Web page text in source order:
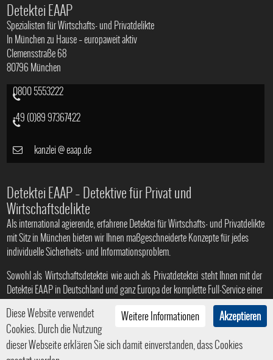
Detektei EAAP
Spezialisten für Wirtschafts- und Privatdelikte
In München zu Hause – europaweit aktiv
Clemensstraße 68
80796 München
0800 5553222
+49 (0)89 97367422
kanzlei@eaap.de
Detektei EAAP – Detektive für Privat und
Wirtschaftsdelikte
Als international agierende, erfahrene Detektei für Wirtschafts- und Privatdelikte
mit Sitz in München bieten wir Ihnen maßgeschneiderte Konzepte für jedes
individuelle Sicherheits- und Informationsproblem.
Sowohl als Wirtschaftsdetektei wie auch als Privatdetektei steht Ihnen mit der
Detektei EAAP in Deutschland und ganz Europa der komplette Full-Service einer
Profi-Agentur zur Verfügung
© 2008 - 2026Privat- und Wirtschaftsdetektei in München|HTML5 |CSS3| Ein Service der Internetagentur
Weitere Informationen Akzeptieren
Diese Website verwendet
Cookies. Durch die Nutzung
dieser Webseite erklären Sie sich damit einverstanden, dass Cookies